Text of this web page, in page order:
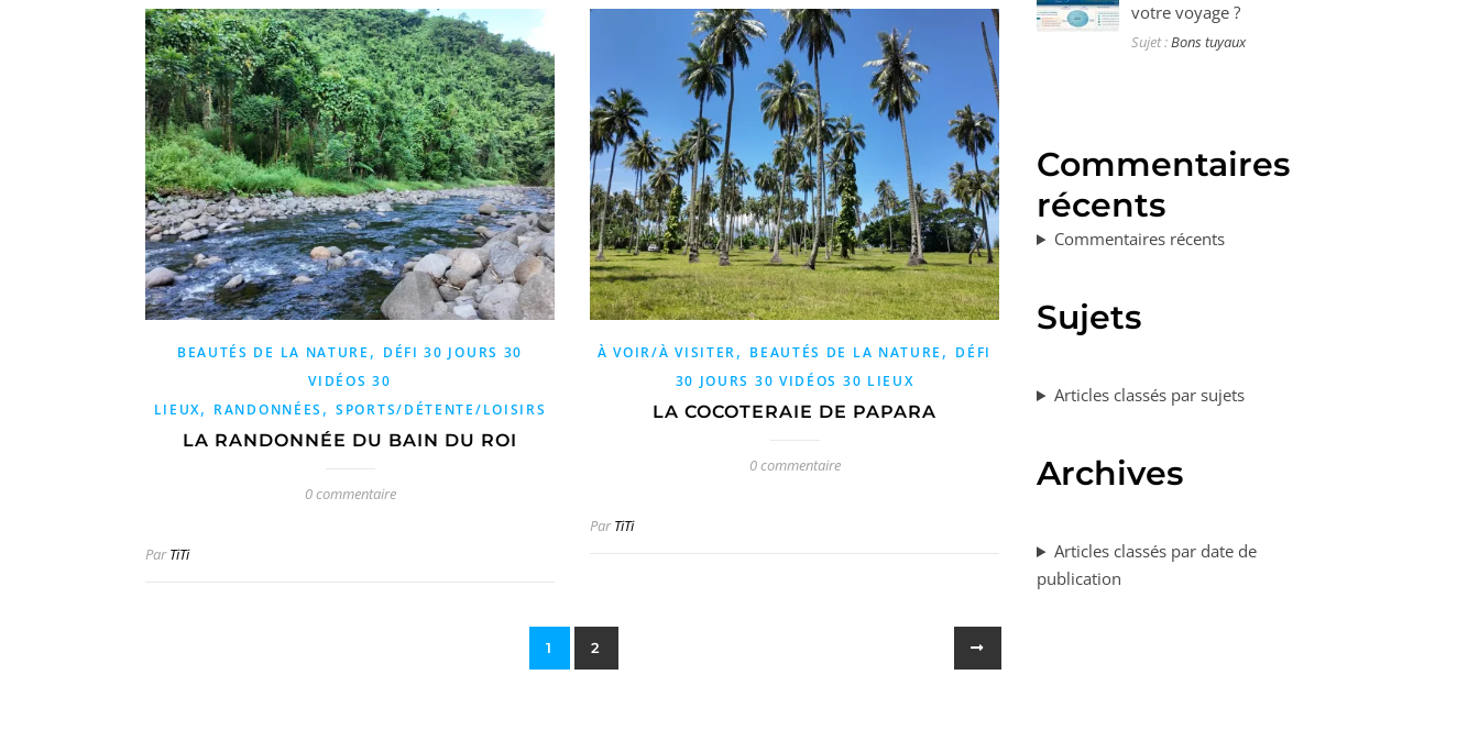
BEAUTÉS DE LA NATURE , DÉFI 30 JOURS 30
VIDÉOS 30
LIEUX, RANDONNÉES ,SPORTS/DÉTENTE/LOISIRS
LA RANDONNÉE DU BAIN DU ROI
0 commentaire
ParTiTi
À VOIR/À VISITER, BEAUTÉS DE LA NATURE , DÉFI
30 JOURS 30 VIDÉOS 30 LIEUX
LA COCOTERAIE DE PAPARA
0 commentaire
ParTiTi
1 2
votre voyage ?
Sujet :Bons tuyaux
Commentaires
récents
Commentaires récents
Sujets
Articles classés par sujets
Archives
Articles classés par date de
publication